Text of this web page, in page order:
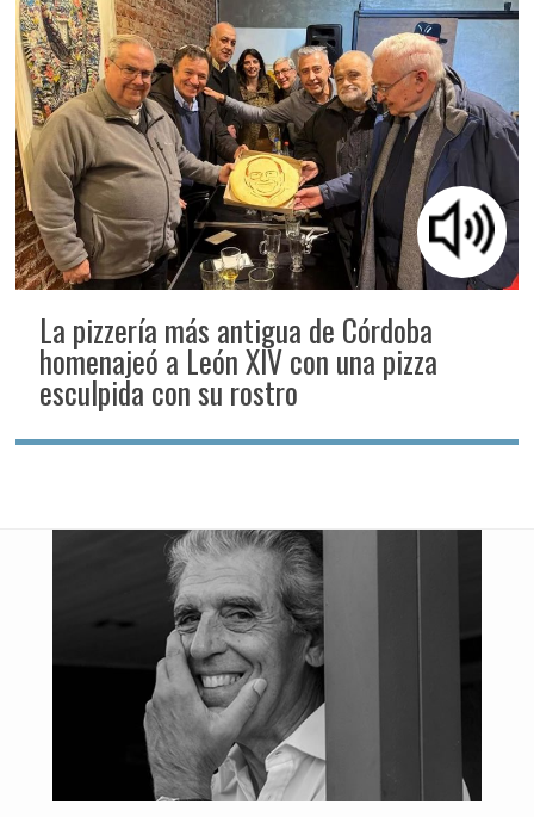
La pizzería más antigua de Córdoba
homenajeó a León XIV con una pizza
esculpida con su rostro